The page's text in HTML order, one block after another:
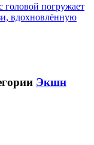
головой погружает
вдохновлённую
Экшн